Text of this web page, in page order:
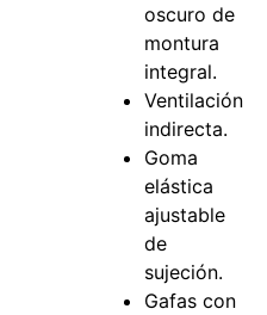
oscuro de
montura
integral.
Ventilación
indirecta.
Goma
elástica
ajustable
de
sujeción.
Gafas con